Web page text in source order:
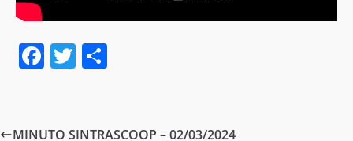
F
e
T
er e
MINUTO SINTRASCOOP – 02/03/2024